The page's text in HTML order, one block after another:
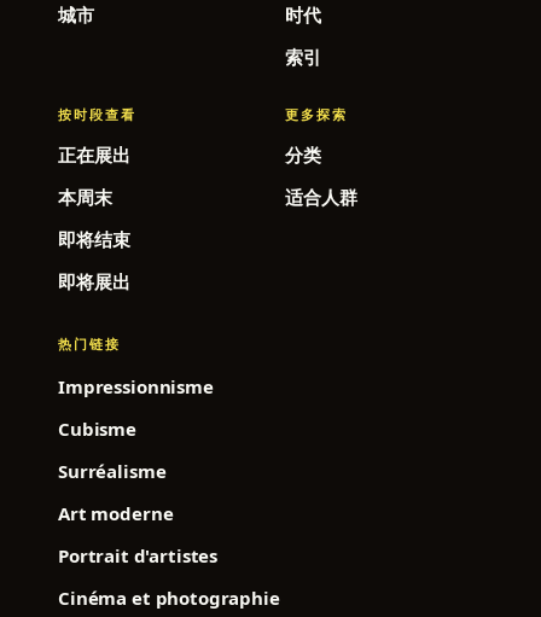
城市
时代
索引
按时段查看
正在展出
本周末
即将结束
即将展出
更多探索
分类
适合人群
热门链接
Impressionnisme
Cubisme
Surréalisme
Art moderne
Portrait d'artistes
Cinéma et photographie